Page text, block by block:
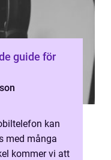
kan
med många
kommer vi att